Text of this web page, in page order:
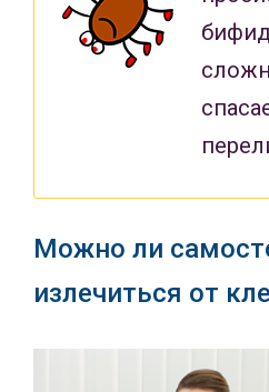
Можно ли
излечиться от